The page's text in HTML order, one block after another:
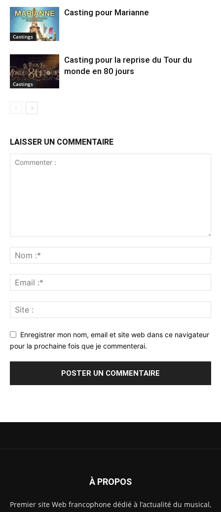
Castings
Casting pour Marianne
Castings
Casting pour la reprise du Tour du
monde en 80 jours
LAISSER UN COMMENTAIRE
Enregistrer mon nom, email et site web dans ce navigateur
pour la prochaine fois que je commenterai.
À PROPOS
Premier site Web francophone dédié à l’actualité du musical,